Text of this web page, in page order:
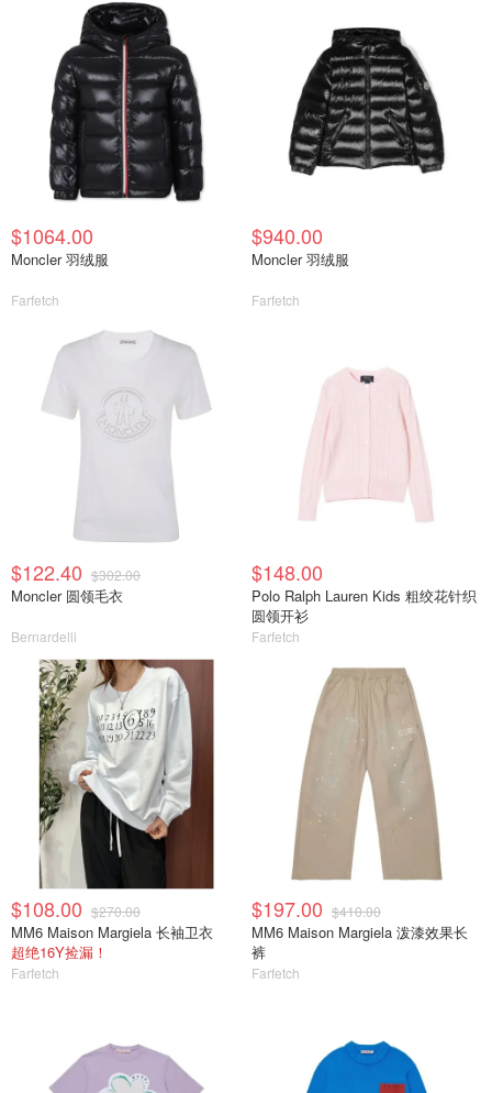
$1064.00
Moncler 羽绒服
Farfetch
$940.00
Moncler 羽绒服
Farfetch
$122.40 $302.00
Moncler 圆领毛衣
Bernardelli
$148.00
Polo Ralph Lauren Kids 粗绞花针织
圆领开衫
Farfetch
$108.00 $270.00
MM6 Maison Margiela 长袖卫衣
超绝16Y捡漏！
Farfetch
$197.00 $410.00
MM6 Maison Margiela 泼漆效果长
裤
Farfetch